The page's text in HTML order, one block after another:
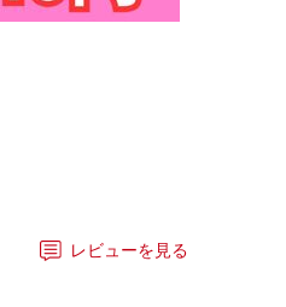
レビューを見る